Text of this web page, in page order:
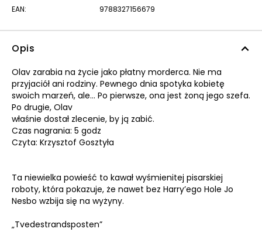
EAN: 9788327156679
Opis
Olav zarabia na życie jako płatny morderca. Nie ma
przyjaciół ani rodziny. Pewnego dnia spotyka kobietę
swoich marzeń, ale… Po pierwsze, ona jest żoną jego szefa.
Po drugie, Olav
właśnie dostał zlecenie, by ją zabić.
Czas nagrania: 5 godz
Czyta: Krzysztof Gosztyła
Ta niewielka powieść to kawał wyśmienitej pisarskiej
roboty, która pokazuje, że nawet bez Harry’ego Hole Jo
Nesbo wzbija się na wyżyny.
„Tvedestrandsposten”